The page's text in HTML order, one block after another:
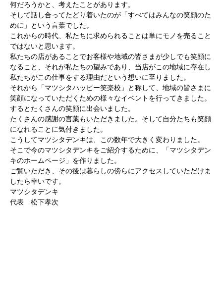
何だろうかと、考えたことがあります。
そして話し合ってたどり着いたのが「すべてはみんなの笑顔のた
めに」という言葉でした。
これからの時代、私たちに求められることは単にモノを売ること
ではないと思います。
私たちの店があることでお客様や地域の皆さまが少しでも笑顔に
なること、それが私たちの望みであり、当店がこの地域に存在し
私たちがこの仕事をする理由だという想いに至りました。
それから「マツシタハッピー笑楽校」と称して、地域の皆さまに
笑顔になっていただくための様々なイベントを行ってきました。
するとたくさんの笑顔に出会いました。
たくさんの感謝の言葉もいただきました。そして自分たちも笑顔
になれることに気付きました。
こうしてマツシタデンキは、この数年で大きく変わりました。
そこで今のマツシタデンキをご紹介するために、「マツシタデン
キのホームページ」を作りました。
ご覧いただき、その後は暮らしの傍らにアクセスしていただけま
したら幸いです。
マツシタデンキ
代表 松下孝次